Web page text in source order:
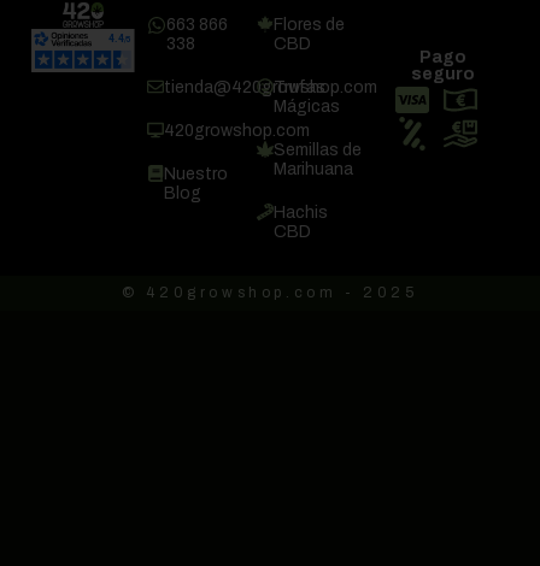
663 866
338
tienda@420growshop.com
420growshop.com
Nuestro
Blog
Flores de
CBD
Trufas
Mágicas
Semillas de
Marihuana
Hachis
CBD
Pago
seguro
© 420growshop.com - 2025